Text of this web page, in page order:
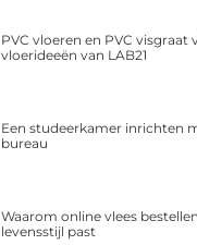
PVC vloeren en PVC visgraat
vloerideeën van LAB21
Een studeerkamer inrichten
bureau
Waarom online vlees
levensstijl past